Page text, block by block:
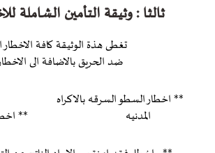
ثالثا : وثيقة التأمين الشاملة
تغطى هذة الوثيقة كافة الاخطار الواردة
ضد الحريق بالاضافة الى الاخطار
** اخطار السطو السرقه بالاكراه **
المدنيه ** اخطار عطل